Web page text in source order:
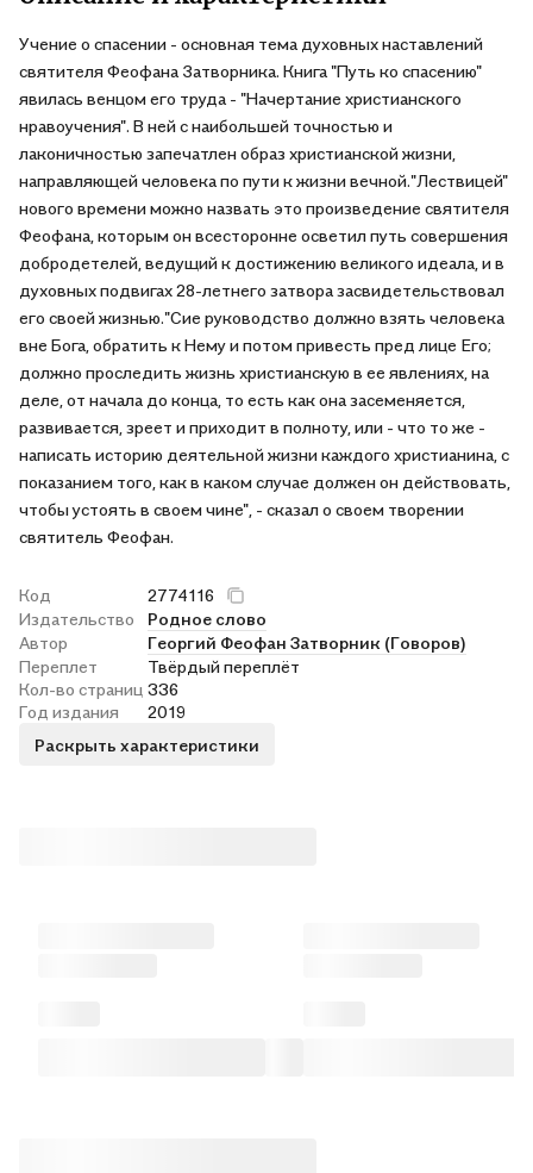
Учение о спасении - основная тема духовных наставлений
святителя Феофана Затворника. Книга "Путь ко спасению"
явилась венцом его труда - "Начертание христианского
нравоучения". В ней с наибольшей точностью и
лаконичностью запечатлен образ христианской жизни,
направляющей человека по пути к жизни вечной."Лествицей"
нового времени можно назвать это произведение святителя
Феофана, которым он всесторонне осветил путь совершения
добродетелей, ведущий к достижению великого идеала, и в
духовных подвигах 28-летнего затвора засвидетельствовал
его своей жизнью."Сие руководство должно взять человека
вне Бога, обратить к Нему и потом привесть пред лице Его;
должно проследить жизнь христианскую в ее явлениях, на
деле, от начала до конца, то есть как она засеменяется,
развивается, зреет и приходит в полноту, или - что то же -
написать историю деятельной жизни каждого христианина, с
показанием того, как в каком случае должен он действовать,
чтобы устоять в своем чине", - сказал о своем творении
святитель Феофан.
Код
2774116
Издательство
Родное слово
Автор
Георгий Феофан Затворник (Говоров)
Переплет
Твёрдый переплёт
Кол-во страниц 336
Год издания
2019
Раскрыть характеристики